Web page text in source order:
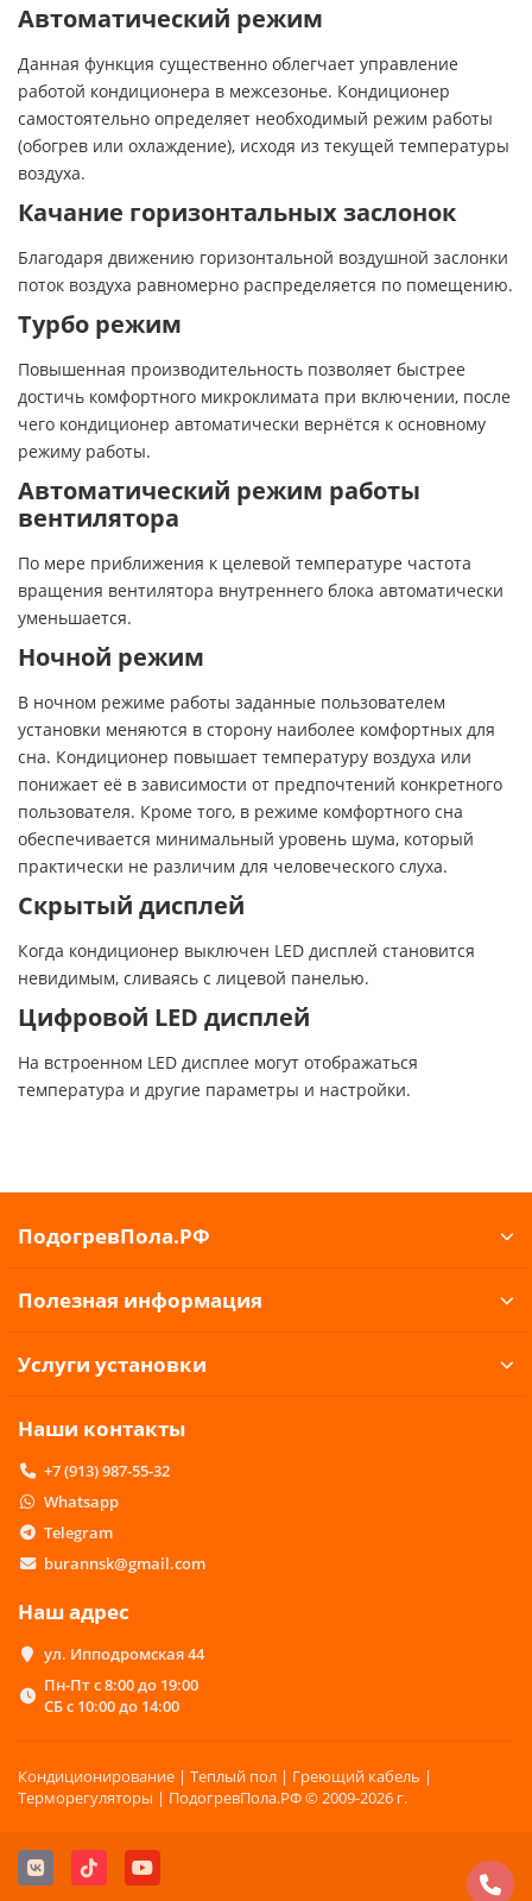
Автоматический режим
Данная функция существенно облегчает управление
работой кондиционера в межсезонье. Кондиционер
самостоятельно определяет необходимый режим работы
(обогрев или охлаждение), исходя из текущей температуры
воздуха.
Качание горизонтальных заслонок
Благодаря движению горизонтальной воздушной заслонки
поток воздуха равномерно распределяется по помещению.
Турбо режим
Повышенная производительность позволяет быстрее
достичь комфортного микроклимата при включении, после
чего кондиционер автоматически вернётся к основному
режиму работы.
Автоматический режим работы
вентилятора
По мере приближения к целевой температуре частота
вращения вентилятора внутреннего блока автоматически
уменьшается.
Ночной режим
В ночном режиме работы заданные пользователем
установки меняются в сторону наиболее комфортных для
сна. Кондиционер повышает температуру воздуха или
понижает её в зависимости от предпочтений конкретного
пользователя. Кроме того, в режиме комфортного сна
обеспечивается минимальный уровень шума, который
практически не различим для человеческого слуха.
Скрытый дисплей
Когда кондиционер выключен LED дисплей становится
невидимым, сливаясь с лицевой панелью.
Цифровой LED дисплей
На встроенном LED дисплее могут отображаться
температура и другие параметры и настройки.
ПодогревПола.РФ
Полезная информация
Услуги установки
Наши контакты
+7 (913) 987-55-32
Whatsapp
Telegram
burannsk@gmail.com
Наш адрес
ул. Ипподромская 44
Пн-Пт с 8:00 до 19:00
СБ с 10:00 до 14:00
Кондиционирование | Теплый пол | Греющий кабель |
Терморегуляторы | ПодогревПола.РФ © 2009-2026 г.